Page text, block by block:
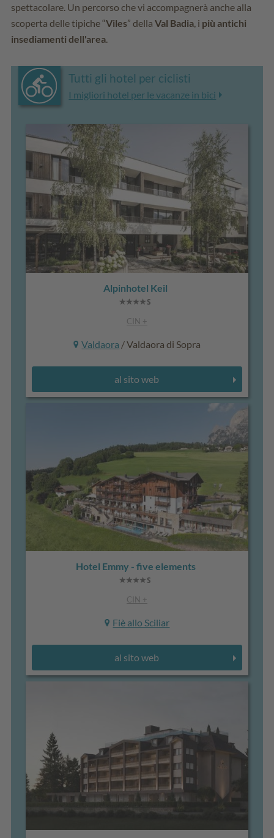
spettacolare. Un percorso che vi accompagnerà anche alla
scoperta delle tipiche “Viles” della Val Badia, i più antichi
insediamenti dell'area.
Tutti gli hotel per ciclisti
I migliori hotel per le vacanze in bici
Alpinhotel Keil
CIN +
Valdaora / Valdaora di Sopra
al sito web
Hotel Emmy - five elements
CIN +
Fiè allo Sciliar
al sito web